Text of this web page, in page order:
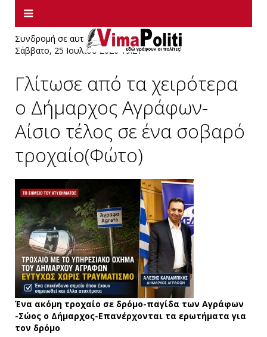
Συνδρομή σε αυτήν την τροφοδοσία RSS
Σάββατο, 25 Ιουλίου 2026 19:21
Γλίτωσε από τα χειρότερα
ο Δήμαρχος Αγράφων-
Αίσιο τέλος σε ένα σοβαρό
τροχαίο(Φώτο)
Ένα ακόμη τροχαίο σε δρόμο-παγίδα των Αγράφων
-Σώος ο Δήμαρχος-Επανέρχονται τα ερωτήματα για
τον δρόμο